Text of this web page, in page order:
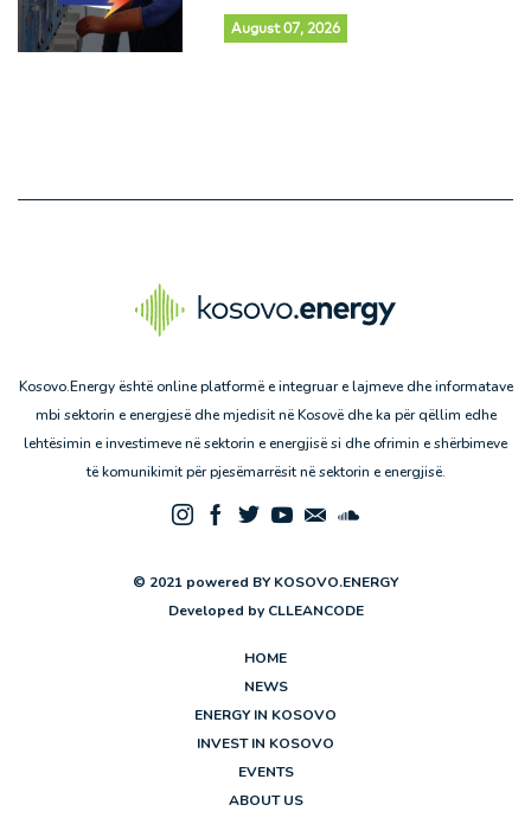
August 07, 2026
Kosovo.Energy është online platformë e integruar e lajmeve dhe informatave
mbi sektorin e energjesë dhe mjedisit në Kosovë dhe ka për qëllim edhe
lehtësimin e investimeve në sektorin e energjisë si dhe ofrimin e shërbimeve
të komunikimit për pjesëmarrësit në sektorin e energjisë.
© 2021 powered BY KOSOVO.ENERGY
Developed by CLLEANCODE
HOME
NEWS
ENERGY IN KOSOVO
INVEST IN KOSOVO
EVENTS
ABOUT US